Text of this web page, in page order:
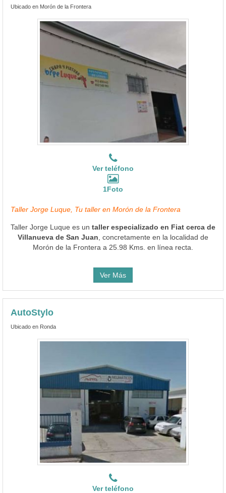
Ubicado en Morón de la Frontera
Ver teléfono
1Foto
Taller Jorge Luque, Tu taller en Morón de la Frontera
Taller Jorge Luque es un taller especializado en Fiat cerca de
Villanueva de San Juan , concretamente en la localidad de
Morón de la Frontera a 25.98 Kms. en línea recta.
Ver Más
AutoStylo
Ubicado en Ronda
Ver teléfono